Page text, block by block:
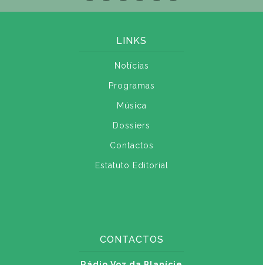
LINKS
Notícias
Programas
Música
Dossiers
Contactos
Estatuto Editorial
CONTACTOS